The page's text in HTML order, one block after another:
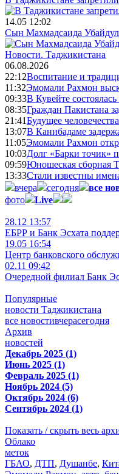
14.05 12:02
Сын Махмадсаида
Новости. Таджикистана
06.08.2026
22:12Воспитание и
11:32Эмомали Рахмон
09:33В Кувейте
08:35Граждан Пакистана
21:41Будущее
13:07В Канибадаме
11:05Эмомали Рахмон
10:03Долг «Барки точик»
09:59Юношеская сборная
13:33Стали известны
вчера
сегодня
все
фото
Live
28.12 13:57
ЕБРР и Банк Эсхата
19.05 16:54
Центр банковского
02.11 09:42
Очередной филиал Банк
Популярные
новости Таджикистана
все новостивчерасегодня
Архив
новостей
Декабрь 2025 (1)
Июнь 2025 (1)
Февраль 2025 (1)
Ноябрь 2024 (5)
Октябрь 2024 (6)
Сентябрь 2024 (1)
Показать / скрыть весь
Облако
меток
ГБАО, ДТП, Душанбе,